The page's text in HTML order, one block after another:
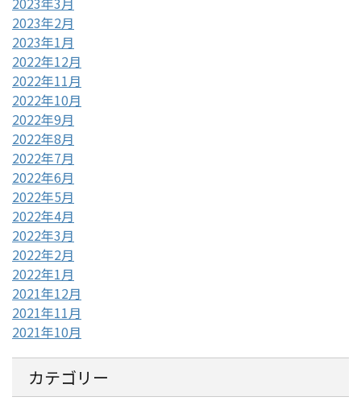
2023年2月
2023年1月
2022年12月
2022年11月
2022年10月
2022年9月
2022年8月
2022年7月
2022年6月
2022年5月
2022年4月
2022年3月
2022年2月
2022年1月
2021年12月
2021年11月
2021年10月
カテゴリー